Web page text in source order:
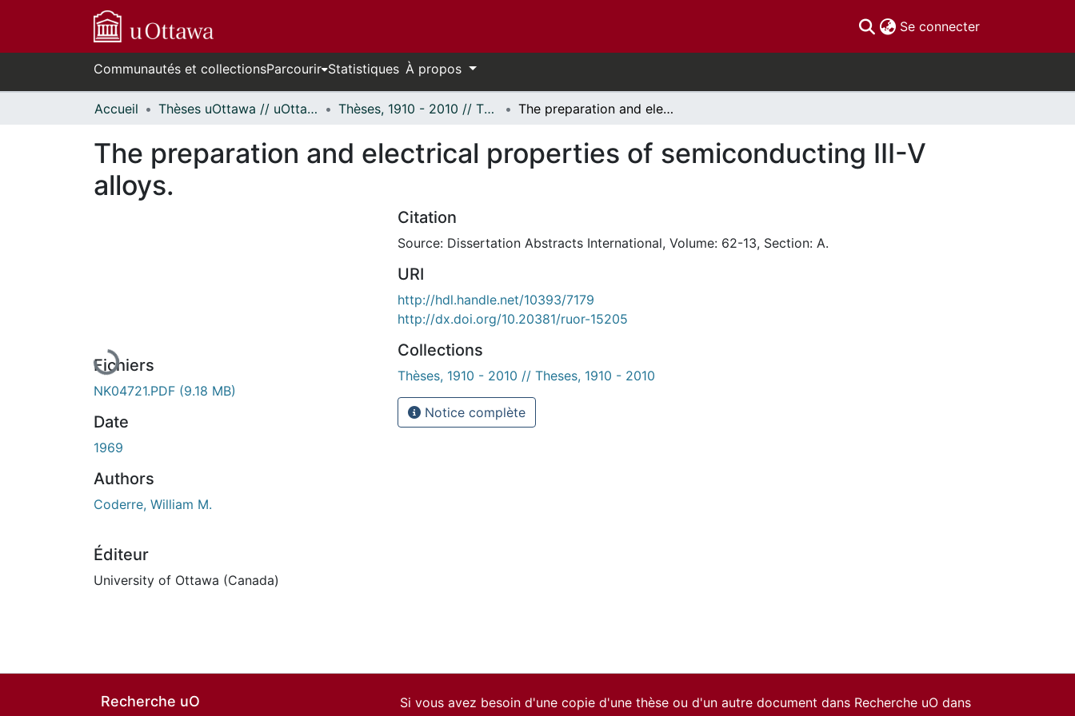
Se connecter(current)
Communautés et collectionsParcourir Statistiques À propos
Accueil Thèses uOttawa // uOttawa Theses Thèses, 1910 - 2010 // Theses, 1910 - 2010 The preparation and electrical properties of semiconducting III-V alloys.
The preparation and electrical properties of semiconducting III-V
alloys.
En cours de chargement...
Fichiers
NK04721.PDF (9.18 MB)
Date
1969
Authors
Coderre, William M.
Éditeur
University of Ottawa (Canada)
Citation
Source: Dissertation Abstracts International, Volume: 62-13, Section: A.
URI
http://hdl.handle.net/10393/7179
http://dx.doi.org/10.20381/ruor-15205
Collections
Thèses, 1910 - 2010 // Theses, 1910 - 2010
Notice complète
Recherche uO
Si vous avez besoin d'une copie d'une thèse ou d'un autre document dans Recherche uO dans